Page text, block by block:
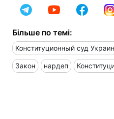
Більше по темі:
Конституционный суд
Закон нардеп